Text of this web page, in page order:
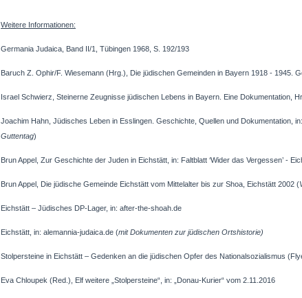
Weitere Informationen:
Germania Judaica, Band II/1, Tübingen 1968, S. 192/193
Baruch Z. Ophir/F. Wiesemann (Hrg.), Die jüdischen Gemeinden in Bayern 1918 - 1945.
Israel Schwierz, Steinerne Zeugnisse jüdischen Lebens in Bayern. Eine Dokumentation,
Joachim Hahn, Jüdisches Leben in Esslingen. Geschichte, Quellen und Dokumentation,
Guttentag)
Brun Appel, Zur Geschichte der Juden in Eichstätt, in: Faltblatt ‘Wider das Vergessen’ -
Brun Appel, Die jüdische Gemeinde Eichstätt vom Mittelalter bis zur Shoa, Eichstätt 2002 (
Eichstätt – Jüdisches DP-Lager, in: after-the-shoah.de
Eichstätt, in: alemannia-judaica.de (mit Dokumenten zur jüdischen Ortshistorie)
Stolpersteine in Eichstätt – Gedenken an die jüdischen Opfer des Nationalsozialismus
Eva Chloupek (Red.), Elf weitere „Stolpersteine“, in: „Donau-Kurier“ vom 2.11.2016